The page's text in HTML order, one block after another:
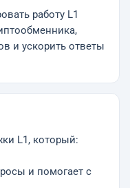
работу L1
и ускорить ответы
L1, который:
и помогает с